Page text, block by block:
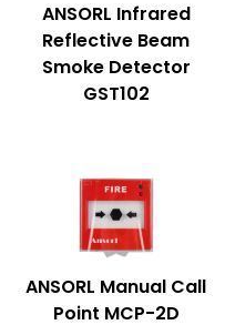
ANSORL Infrared
Reflective Beam
Smoke Detector
GST102
ANSORL Manual Call
Point MCP-2D